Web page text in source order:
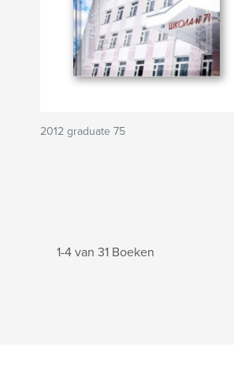
2012 graduate 75
1-4 van 31 Boeken